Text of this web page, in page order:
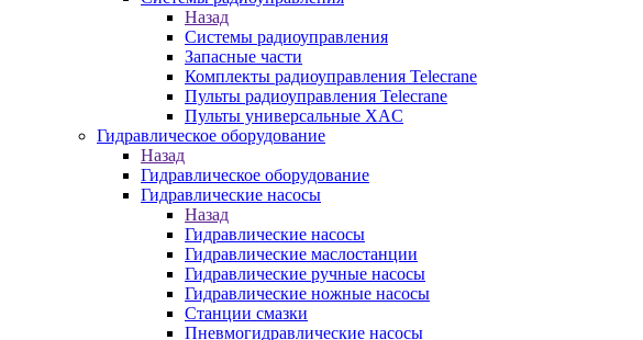
Назад
Системы радиоуправления
Запасные части
Комплекты радиоуправления Telecrane
Пульты радиоуправления Telecrane
Пульты универсальные XAC
Гидравлическое оборудование
Назад
Гидравлическое оборудование
Гидравлические насосы
Назад
Гидравлические насосы
Гидравлические маслостанции
Гидравлические ручные насосы
Гидравлические ножные насосы
Станции смазки
Пневмогидравлические насосы